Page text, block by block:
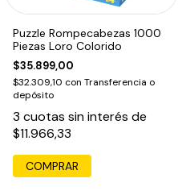
Puzzle Rompecabezas 1000
Piezas Loro Colorido
$35.899,00
$32.309,10 con Transferencia o
depósito
3 cuotas sin interés de
$11.966,33